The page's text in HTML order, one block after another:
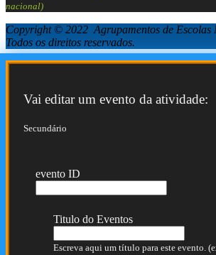
nacional)
Copyright © 2022 Agrupamentos de Escolas
Todos os direitos reservados.
Vai editar um evento da atividade:
Secundário
evento ID
Titulo do Eventos
Escreva aqui um título para este evento.